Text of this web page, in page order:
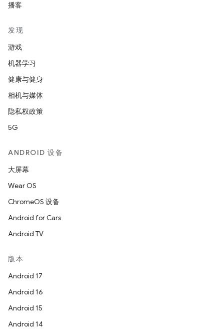
播客
发现
游戏
机器学习
健康与健身
相机与媒体
隐私权政策
5G
ANDROID 设备
大屏幕
Wear OS
ChromeOS 设备
Android for Cars
Android TV
版本
Android 17
Android 16
Android 15
Android 14